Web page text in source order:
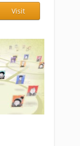
Visit